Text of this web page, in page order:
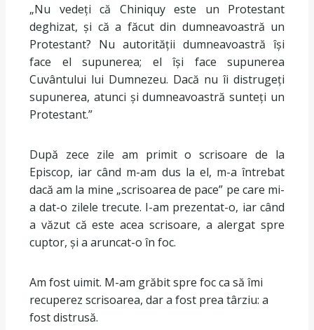
„Nu vedeți că Chiniquy este un Protestant
deghizat, și că a făcut din dumneavoastră un
Protestant? Nu autorității dumneavoastră își
face el supunerea; el își face supunerea
Cuvântului lui Dumnezeu. Dacă nu îi distrugeți
supunerea, atunci și dumneavoastră sunteți un
Protestant.”
După zece zile am primit o scrisoare de la
Episcop, iar când m-am dus la el, m-a întrebat
dacă am la mine „scrisoarea de pace” pe care mi-
a dat-o zilele trecute. I-am prezentat-o, iar când
a văzut că este acea scrisoare, a alergat spre
cuptor, și a aruncat-o în foc.
Am fost uimit. M-am grăbit spre foc ca să îmi
recuperez scrisoarea, dar a fost prea târziu: a
fost distrusă.